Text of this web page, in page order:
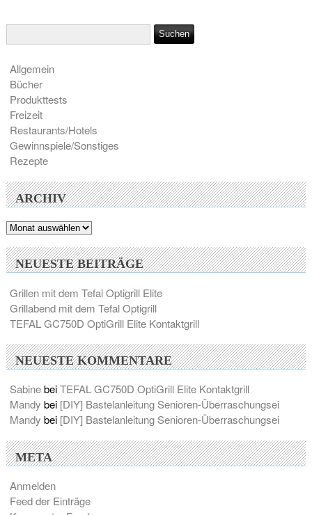
Allgemein
Bücher
Produkttests
Freizeit
Restaurants/Hotels
Gewinnspiele/Sonstiges
Rezepte
ARCHIV
Archiv
NEUESTE BEITRÄGE
Grillen mit dem Tefal Optigrill Elite
Grillabend mit dem Tefal Optigrill
TEFAL GC750D OptiGrill Elite Kontaktgrill
NEUESTE KOMMENTARE
SabinebeiTEFAL GC750D OptiGrill Elite Kontaktgrill
Mandy bei [DIY] Bastelanleitung Senioren-Überraschungsei
Mandy bei [DIY] Bastelanleitung Senioren-Überraschungsei
META
Anmelden
Feed der Einträge